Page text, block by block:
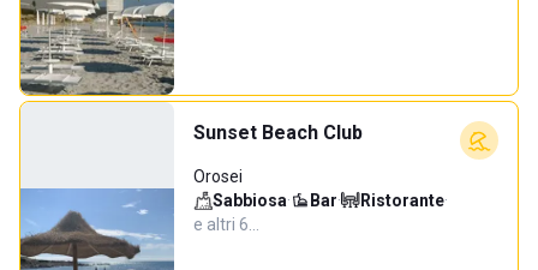
Sunset Beach Club
Orosei
Sabbiosa· Bar· Ristorante·
e altri 6…